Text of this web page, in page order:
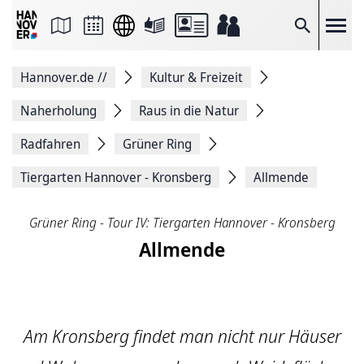
Suche
Seite
Facebook
teilen
Seitenlink
Seite
Hannover.de //
Kultur & Freizeit
Naherholung
Raus in die Natur
Radfahren
Grüner Ring
Tiergarten Hannover - Kronsberg
Allmende
Grüner Ring - Tour IV: Tiergarten Hannover - Kronsberg
Allmende
Am Kronsberg findet man nicht nur Häuser